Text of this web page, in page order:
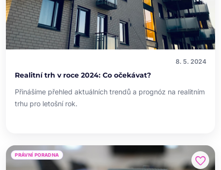
8. 5. 2024
Realitní trh v roce 2024: Co očekávat?
Přinášíme přehled aktuálních trendů a prognóz na realitním
trhu pro letošní rok.
PRÁVNÍ PORADNA favorite